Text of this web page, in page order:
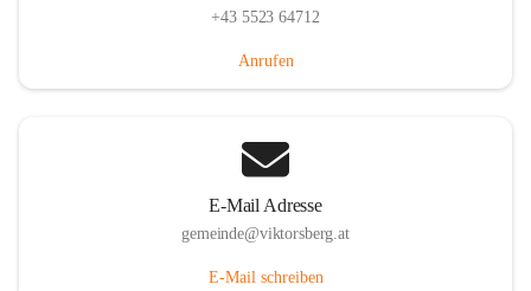
+43 5523 64712
Anrufen
E-Mail Adresse
gemeinde@viktorsberg.at
E-Mail schreiben